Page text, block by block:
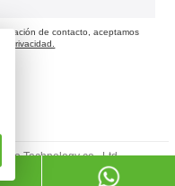
de contacto, aceptamos
privacidad.
Technology co., Ltd.